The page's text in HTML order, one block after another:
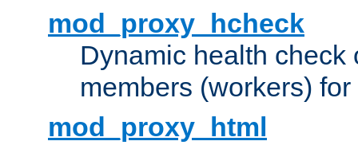
mod_proxy_hcheck
Dynamic health check
members (workers) for
mod_proxy_html